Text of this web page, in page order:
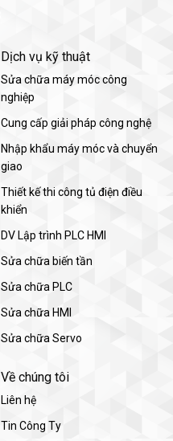
Dịch vụ kỹ thuật
Sửa chữa máy móc công
nghiệp
Cung cấp giải pháp công nghệ
Nhập khẩu máy móc và chuyển
giao
Thiết kế thi công tủ điện điều
khiển
DV Lập trình PLC HMI
Sửa chữa biến tần
Sửa chữa PLC
Sửa chữa HMI
Sửa chữa Servo
Về chúng tôi
Liên hệ
Tin Công Ty